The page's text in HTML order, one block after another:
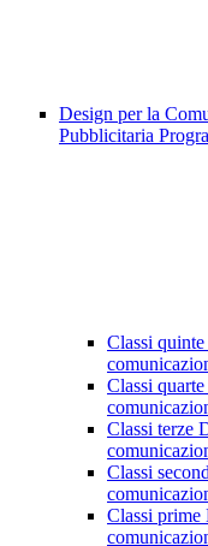
Design per la
Pubblicitaria
Classi
Classi
Classi terze
Classi
Classi prime